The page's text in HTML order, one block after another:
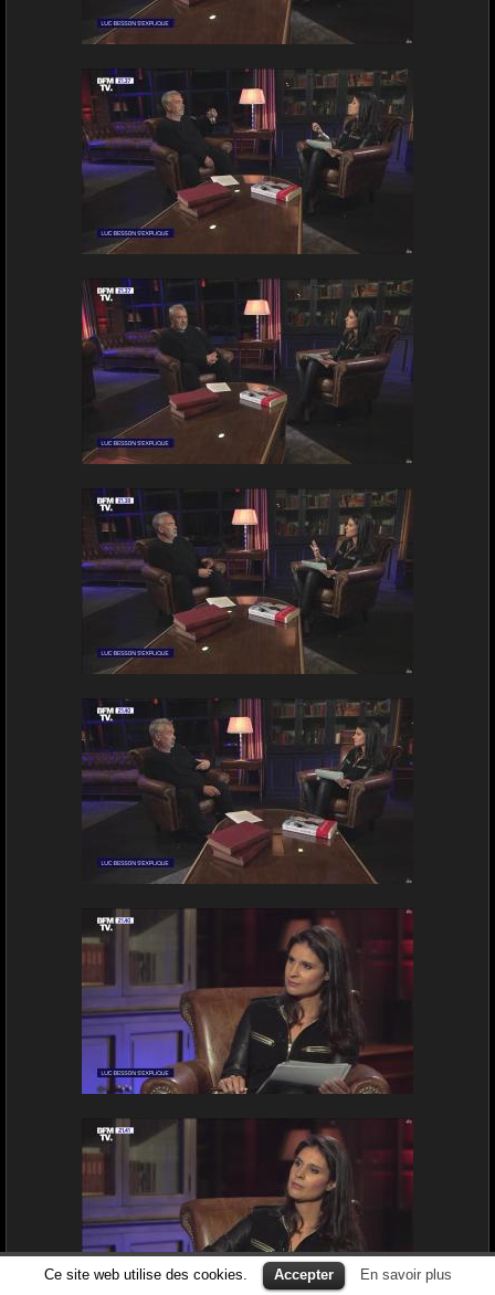
Ce site web utilise des cookies. Accepter En savoir plus